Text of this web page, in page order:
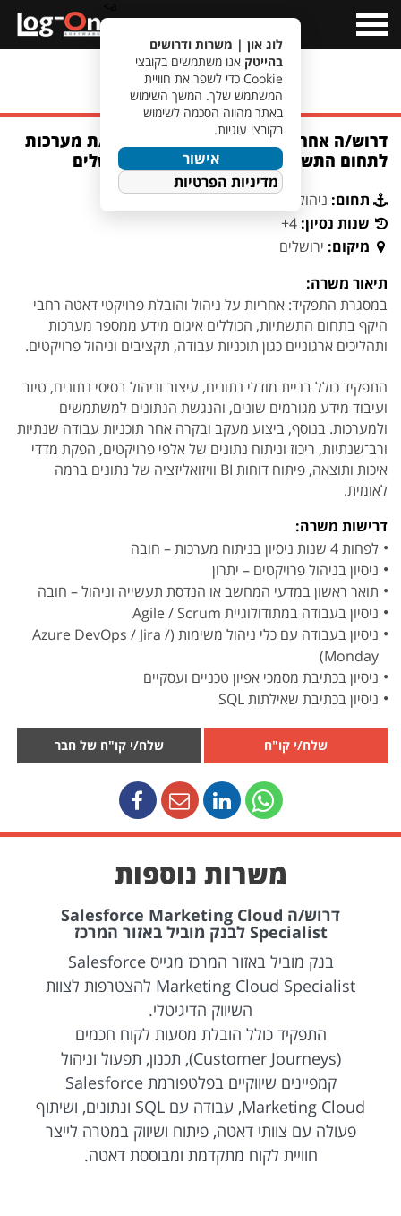
Menu
מעבר לחיפוש משרות
דרוש/ה אחראי/ת פרויקטי דאטה ומנתח/ת מערכות
לתחום התשתיות במשרד ממשלתי בירושלים
תחום: ניהול פרויקטים וניתוח מערכות
שנות נסיון: 4+
מיקום: ירושלים
תיאור משרה:
במסגרת התפקיד: אחריות על ניהול והובלת פרויקטי דאטה רחבי
היקף בתחום התשתיות, הכוללים איגום מידע ממספר מערכות
ותהליכים ארגוניים כגון תוכניות עבודה, תקציבים וניהול פרויקטים.
התפקיד כולל בניית מודלי נתונים, עיצוב וניהול בסיסי נתונים, טיוב
ועיבוד מידע מגורמים שונים, והנגשת הנתונים למשתמשים
ולמערכות. בנוסף, ביצוע מעקב ובקרה אחר תוכניות עבודה שנתיות
ורב־שנתיות, ריכוז וניתוח נתונים של אלפי פרויקטים, הפקת מדדי
איכות ותוצאה, פיתוח דוחות BI וויזואליזציה של נתונים ברמה
לאומית.
דרישות משרה:
לפחות 4 שנות ניסיון בניתוח מערכות – חובה
ניסיון בניהול פרויקטים – יתרון
תואר ראשון במדעי המחשב או הנדסת תעשייה וניהול – חובה
ניסיון בעבודה במתודולוגיית Agile / Scrum
ניסיון בעבודה עם כלי ניהול משימות (Azure DevOps / Jira /
Monday)
ניסיון בכתיבת מסמכי אפיון טכניים ועסקיים
ניסיון בכתיבת שאילתות SQL
שלח/י קו"ח שלח/י קו"ח של חבר
משרות נוספות
דרוש/ה Salesforce Marketing Cloud
Specialist לבנק מוביל באזור המרכז
בנק מוביל באזור המרכז מגייס Salesforce
Marketing Cloud Specialist להצטרפות לצוות
השיווק הדיגיטלי.
התפקיד כולל הובלת מסעות לקוח חכמים
(Customer Journeys), תכנון, תפעול וניהול
קמפיינים שיווקיים בפלטפורמת Salesforce
Marketing Cloud, עבודה עם SQL ונתונים, ושיתוף
פעולה עם צוותי דאטה, פיתוח ושיווק במטרה לייצר
חוויית לקוח מתקדמת ומבוססת דאטה.
לוג און | משרות ודרושים
בהייטק אנו משתמשים בקובצי
Cookie כדי לשפר את חוויית
המשתמש שלך. המשך השימוש
באתר מהווה הסכמה לשימוש
בקובצי עוגיות.
אישור
מדיניות הפרטיות